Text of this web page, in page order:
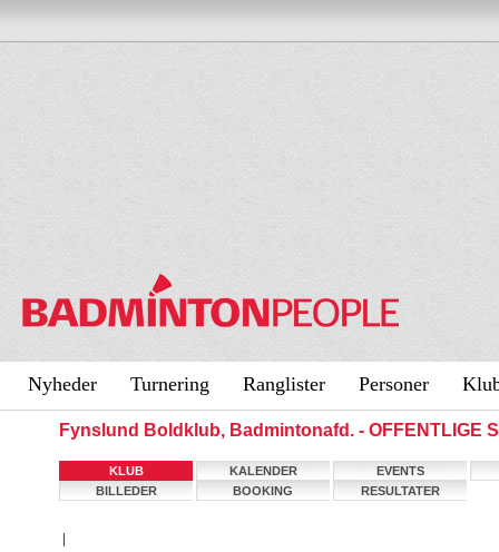
Nyheder Turnering Ranglister Personer
Fynslund Boldklub, Badmintonafd. - OFFENTLIGE
KLUB KALENDER
EVENTS
BILLEDER
BOOKING RESULTATER